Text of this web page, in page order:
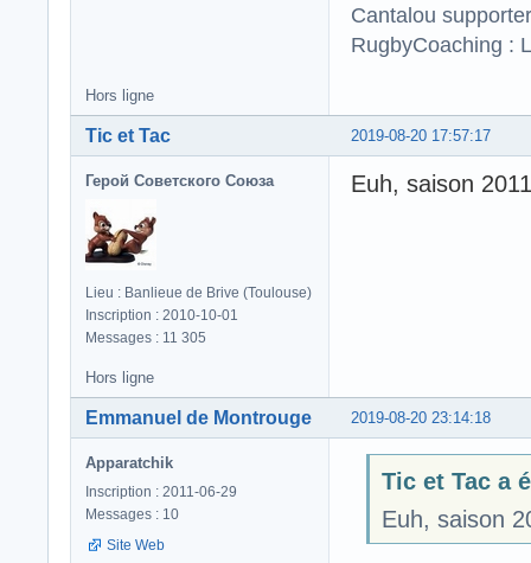
Cantalou
RugbyCoaching :
Hors ligne
2019-08-20 17:57:17
Tic et Tac
Герой Советского Союза
Lieu : Banlieue de Brive (Toulouse)
Inscription : 2010-10-01
Messages : 11 305
Euh, saison
Hors ligne
2019-08-20 23:14:18
Emmanuel de Montrouge
Apparatchik
Inscription : 2011-06-29
Messages : 10
Site Web
Tic et Tac a
Euh, saison